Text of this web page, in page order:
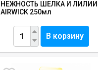
НЕЖНОСТЬ ШЕЛКА И ЛИЛИИ
AIRWICK 250мл
В корзину